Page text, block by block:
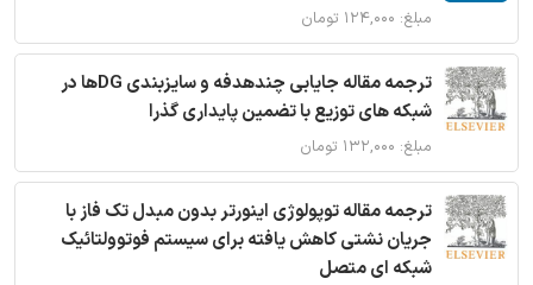
مبلغ: ۱۲۴,۰۰۰ تومان
ترجمه مقاله جایابی چندهدفه و سایزبندی DGها در
شبکه های توزیع با تضمین پایداری گذرا
مبلغ: ۱۳۲,۰۰۰ تومان
ترجمه مقاله توپولوژی اینورتر بدون مبدل تک فاز با
جریان نشتی کاهش یافته برای سیستم فوتوولتائیک
شبکه ای متصل